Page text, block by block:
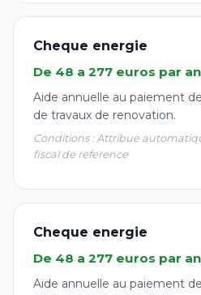
Cheque energie
De 48 a 277 euros par an
Aide annuelle au paiement
de travaux de renovation.
Conditions : Attribue
fiscal de reference
Cheque energie
De 48 a 277 euros par an
Aide annuelle au paiement